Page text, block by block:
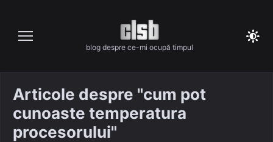
content
blog despre ce-mi ocupă timpul
Articole despre "cum pot
cunoaste temperatura
procesorului"